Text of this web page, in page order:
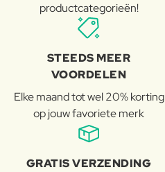
productcategorieën!
STEEDS MEER
VOORDELEN
Elke maand tot wel 20% korting
op jouw favoriete merk
GRATIS VERZENDING